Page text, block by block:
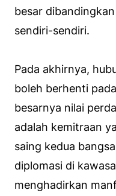
besar
sendiri-sendiri.
Pada akhirnya,
boleh berhenti
besarnya nilai
adalah kemitraan
saing kedua
diplomasi di
menghadirkan